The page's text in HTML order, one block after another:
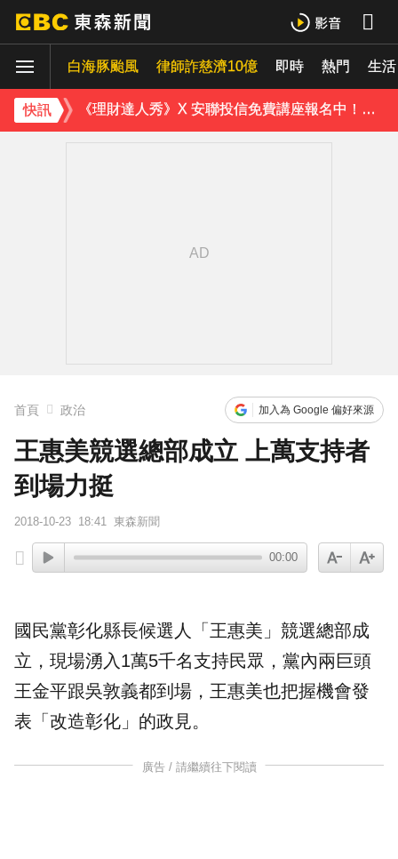
白海豚颱風 律師詐慈濟10億 即時 熱門 生活
快訊
內政部向憲法法庭遞狀 聲請解散統促黨
《理財達人秀》X 安聯投信免費講座報名中！搶先卡位 2027
首頁 政治 加入為 Google 偏好來源
王惠美競選總部成立 上萬支持者
到場力挺
2018-10-23 18:41 東森新聞
00:00
國民黨彰化縣長候選人 「 王惠美 」 競選總部成
立，現場湧入1萬5千名支持民眾，黨內兩巨頭
王金平跟吳敦義都到場，王惠美也把握機會發
表「改造彰化」的政見。
廣告 / 請繼續往下閱讀